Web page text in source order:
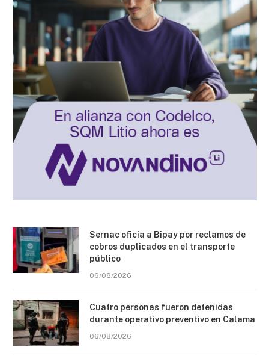
Sernac oficia a Bipay por reclamos de
cobros duplicados en el transporte
público
06/08/2026
Cuatro personas fueron detenidas
durante operativo preventivo en Calama
06/08/2026